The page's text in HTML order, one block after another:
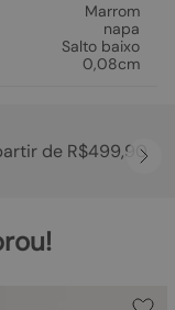
Marrom
napa
Salto baixo
0,08cm
de R$499,90